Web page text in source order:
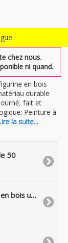
chez nous.
ni quand.
en bois
durable
fait et
Peinture à
la suite...
50
Pinces à linge multi-usages en bois uniquement, lot de 25